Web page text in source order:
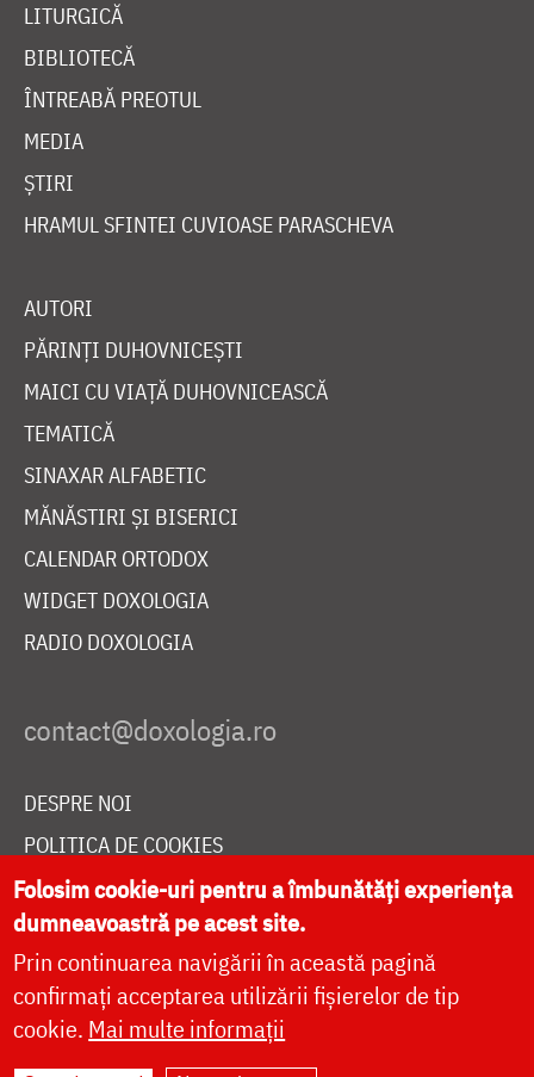
LITURGICĂ
BIBLIOTECĂ
ÎNTREABĂ PREOTUL
MEDIA
ȘTIRI
HRAMUL SFINTEI CUVIOASE PARASCHEVA
AUTORI
PĂRINȚI DUHOVNICEȘTI
MAICI CU VIAȚĂ DUHOVNICEASCĂ
TEMATICĂ
SINAXAR ALFABETIC
MĂNĂSTIRI ȘI BISERICI
CALENDAR ORTODOX
WIDGET DOXOLOGIA
RADIO DOXOLOGIA
DESPRE NOI
POLITICA DE COOKIES
DONEAZĂ ONLINE PENTRU CATEDRALA NAȚIONALĂ
LIVE
Folosim cookie-uri pentru a îmbunătăți experiența
dumneavoastră pe acest site.
Prin continuarea navigării în această pagină
confirmați acceptarea utilizării fișierelor de tip
cookie. Mai multe informații